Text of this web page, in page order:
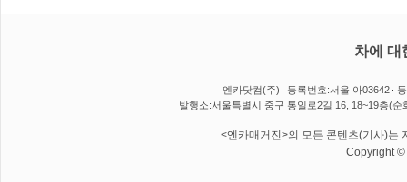
차에 대
엔카닷컴(주) 등록번호:서울 아03642
발행소:서울특별시 중구 통일로2길 16, 18~19층(순
<엔카매거진>의 모든 콘텐츠(기사)는
Copyright ©